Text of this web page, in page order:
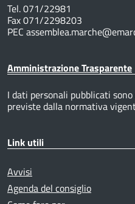
Tel. 071/22981
Fax 071/2298203
PEC
Amministrazione Trasparente
I dati personali pubblicati
previste dalla normativa
Link utili
Avvisi
Agenda del consiglio